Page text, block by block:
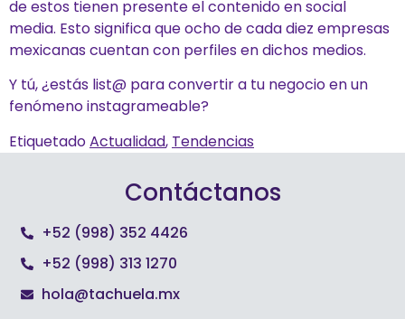
de estos tienen presente el contenido en social
media. Esto significa que ocho de cada diez empresas
mexicanas cuentan con perfiles en dichos medios.
Y tú, ¿estás list@ para convertir a tu negocio en un
fenómeno instagrameable?
EtiquetadoActualidad, Tendencias
Contáctanos
+52 (998) 352 4426
+52 (998) 313 1270
hola@tachuela.mx